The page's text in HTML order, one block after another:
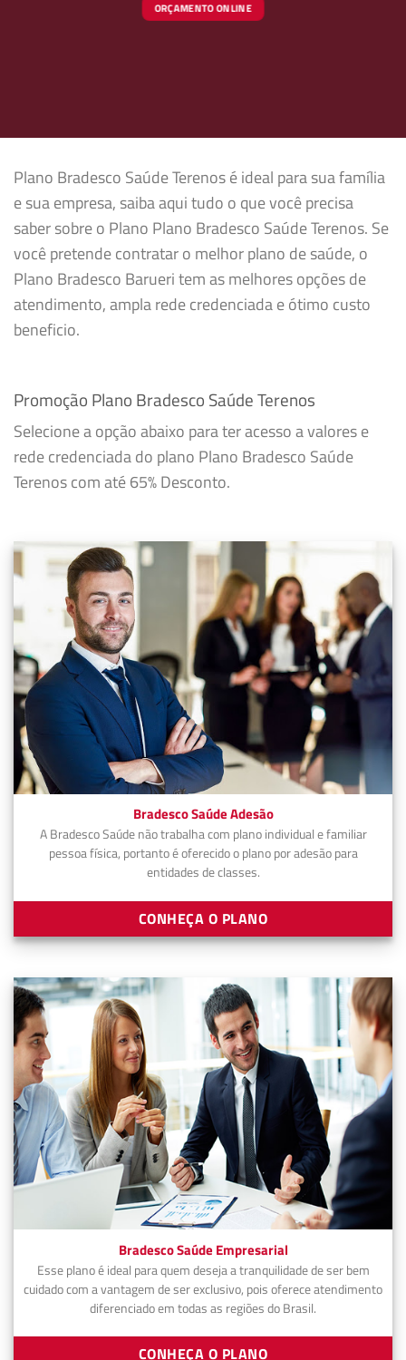
ORÇAMENTO ONLINE
Plano Bradesco Saúde Terenos é ideal para sua família
e sua empresa, saiba aqui tudo o que você precisa
saber sobre o Plano Plano Bradesco Saúde Terenos. Se
você pretende contratar o melhor plano de saúde, o
Plano Bradesco Barueri tem as melhores opções de
atendimento, ampla rede credenciada e ótimo custo
beneficio.
Promoção Plano Bradesco Saúde Terenos
Selecione a opção abaixo para ter acesso a valores e
rede credenciada do plano Plano Bradesco Saúde
Terenos com até 65% Desconto.
Bradesco Saúde Adesão
A Bradesco Saúde não trabalha com plano individual e familiar
pessoa física, portanto é oferecido o plano por adesão para
entidades de classes.
CONHEÇA O PLANO
Bradesco Saúde Empresarial
Esse plano é ideal para quem deseja a tranquilidade de ser bem
cuidado com a vantagem de ser exclusivo, pois oferece atendimento
diferenciado em todas as regiões do Brasil.
CONHEÇA O PLANO